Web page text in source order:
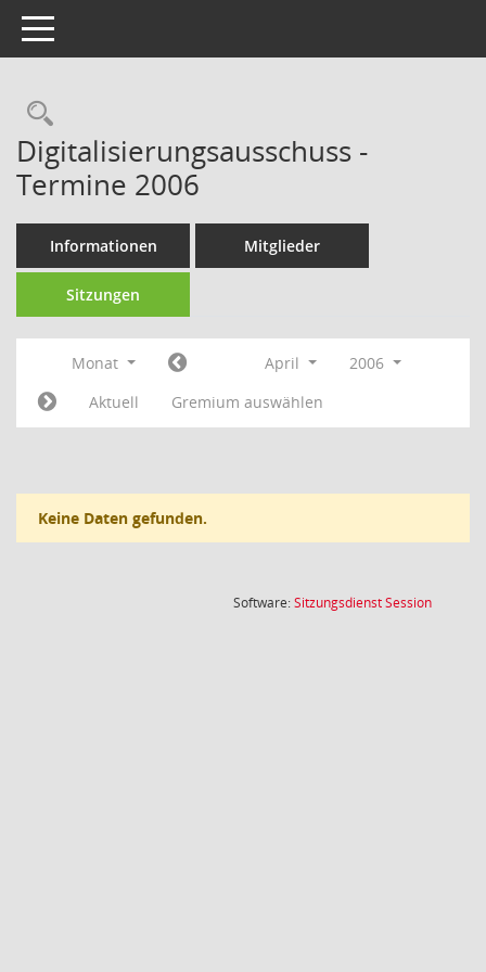
Toggle navigation
Rechercheauswahl
Digitalisierungsausschuss -
Termine 2006
Informationen Mitglieder
Sitzungen
Monat April
2006
Aktuell
Gremium auswählen
Keine Daten gefunden.
Software:SitzungsdienstSession(Wird in